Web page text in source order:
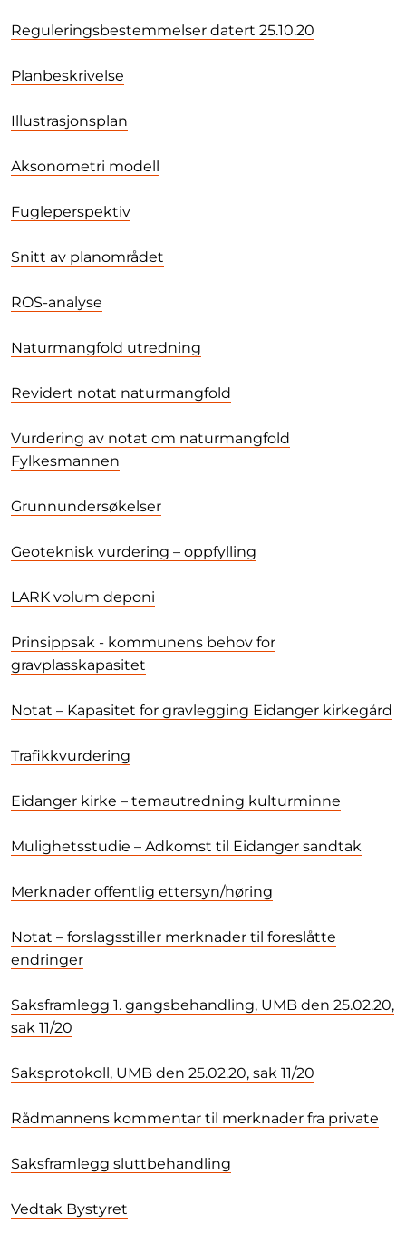
Reguleringsbestemmelser datert 25.10.20
Planbeskrivelse
Illustrasjonsplan
Aksonometri modell
Fugleperspektiv
Snitt av planområdet
ROS-analyse
Naturmangfold utredning
Revidert notat naturmangfold
Vurdering av notat om naturmangfold
Fylkesmannen
Grunnundersøkelser
Geoteknisk vurdering – oppfylling
LARK volum deponi
Prinsippsak - kommunens behov for
gravplasskapasitet
Notat – Kapasitet for gravlegging Eidanger kirkegård
Trafikkvurdering
Eidanger kirke – temautredning kulturminne
Mulighetsstudie – Adkomst til Eidanger sandtak
Merknader offentlig ettersyn/høring
Notat – forslagsstiller merknader til foreslåtte
endringer
Saksframlegg 1. gangsbehandling, UMB den 25.02.20,
sak 11/20
Saksprotokoll, UMB den 25.02.20, sak 11/20
Rådmannens kommentar til merknader fra private
Saksframlegg sluttbehandling
Vedtak Bystyret